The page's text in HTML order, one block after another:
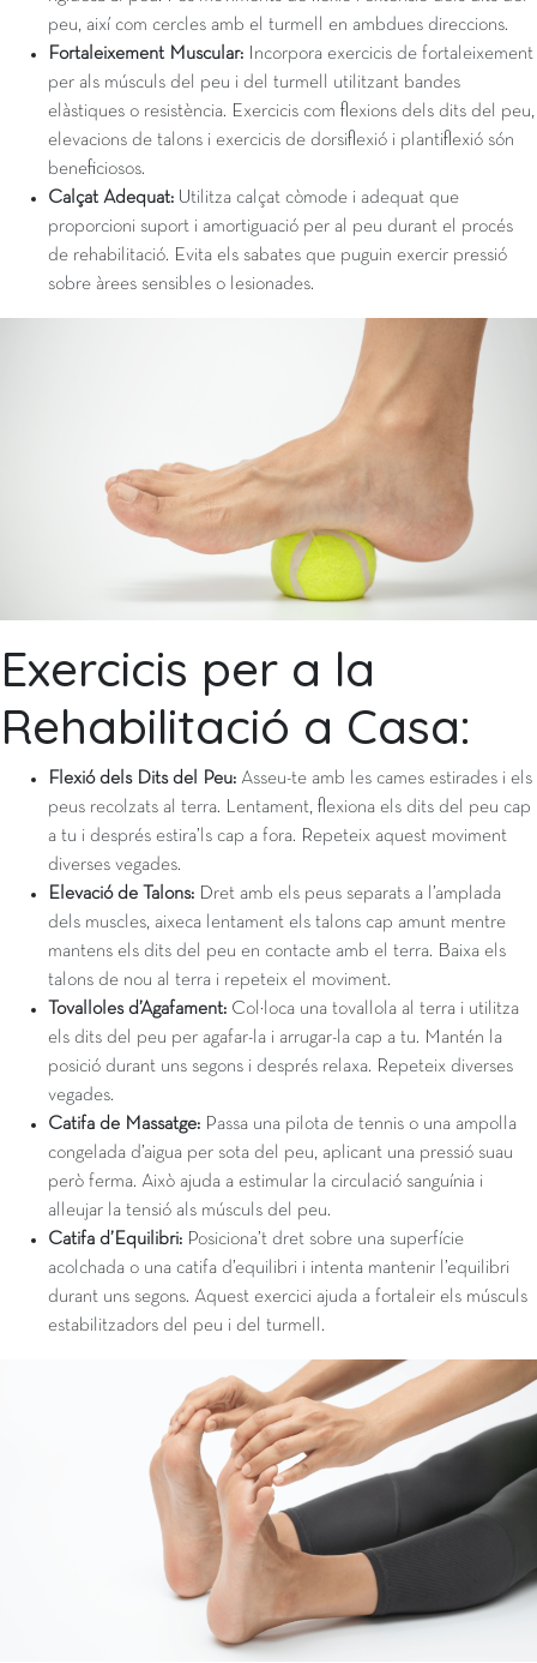
peu, així com cercles amb el turmell en ambdues direccions.
Fortaleixement Muscular: Incorpora exercicis de fortaleixement
per als músculs del peu i del turmell utilitzant bandes
elàstiques o resistència. Exercicis com flexions dels dits del peu,
elevacions de talons i exercicis de dorsiflexió i plantiflexió són
beneficiosos.
Calçat Adequat: Utilitza calçat còmode i adequat que
proporcioni suport i amortiguació per al peu durant el procés
de rehabilitació. Evita els sabates que puguin exercir pressió
sobre àrees sensibles o lesionades.
Exercicis per a la
Rehabilitació a Casa:
Flexió dels Dits del Peu: Asseu-te amb les cames estirades i els
peus recolzats al terra. Lentament, flexiona els dits del peu cap
a tu i després estira’ls cap a fora. Repeteix aquest moviment
diverses vegades.
Elevació de Talons: Dret amb els peus separats a l’amplada
dels muscles, aixeca lentament els talons cap amunt mentre
mantens els dits del peu en contacte amb el terra. Baixa els
talons de nou al terra i repeteix el moviment.
Tovalloles d’Agafament: Col·loca una tovallola al terra i utilitza
els dits del peu per agafar-la i arrugar-la cap a tu. Mantén la
posició durant uns segons i després relaxa. Repeteix diverses
vegades.
Catifa de Massatge: Passa una pilota de tennis o una ampolla
congelada d’aigua per sota del peu, aplicant una pressió suau
però ferma. Això ajuda a estimular la circulació sanguínia i
alleujar la tensió als músculs del peu.
Catifa d’Equilibri: Posiciona’t dret sobre una superfície
acolchada o una catifa d’equilibri i intenta mantenir l’equilibri
durant uns segons. Aquest exercici ajuda a fortaleir els músculs
estabilitzadors del peu i del turmell.